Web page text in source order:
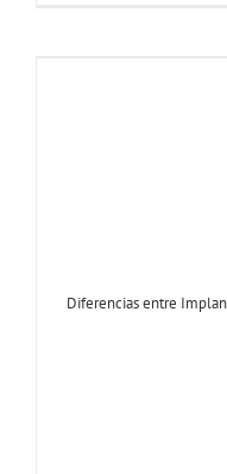
Diferencias entre